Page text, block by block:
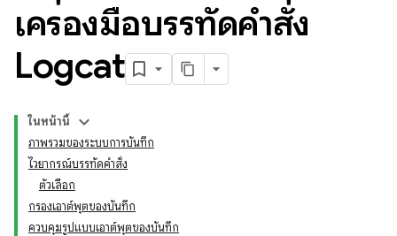
เครื่องมือบรรทัดคำสั่ง
Logcat
ในหน้านี้
ภาพรวมของระบบการบันทึก
ไวยากรณ์บรรทัดคำสั่ง
ตัวเลือก
กรองเอาต์พุตของบันทึก
ควบคุมรูปแบบเอาต์พุตของบันทึก